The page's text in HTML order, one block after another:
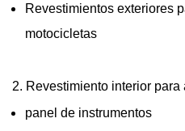
Revestimientos exteriores
motocicletas
2. Revestimiento interior para
panel de instrumentos